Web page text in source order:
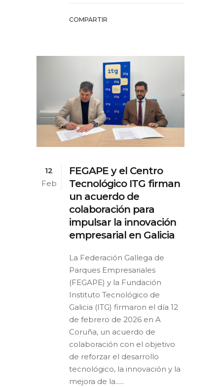
COMPARTIR
12
Feb
FEGAPE y el Centro
Tecnológico ITG firman
un acuerdo de
colaboración para
impulsar la innovación
empresarial en Galicia
La Federación Gallega de
Parques Empresariales
(FEGAPE) y la Fundación
Instituto Tecnológico de
Galicia (ITG) firmaron el día 12
de febrero de 2026 en A
Coruña, un acuerdo de
colaboración con el objetivo
de reforzar el desarrollo
tecnológico, la innovación y la
mejora de la......